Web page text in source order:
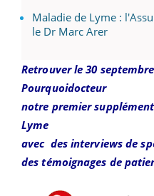
Maladie de Lyme :
le Dr Marc Arer
Retrouver le 30
Pourquoidocteur
notre premier supplément
Lyme
avec des interviews de
des témoignages de